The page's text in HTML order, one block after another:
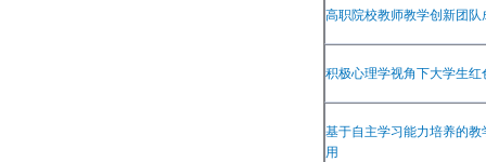
高职院校教师教学创新团
积极心理学视角下大学生
基于自主学习能力培养的
用